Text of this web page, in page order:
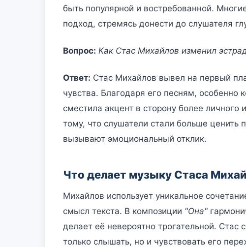
быть популярной и востребованной.
подход, стремясь донести до слушателя
Вопрос: Как Стас Михайлов изменил
Ответ: Стас Михайлов вывел на первый
чувства. Благодаря его песням, особенно
сместила акцент в сторону более личного
тому, что слушатели стали больше ценить
вызывают эмоциональный отклик.
Что делает музыку Стаса
Михайлов использует уникальное
смысл текста. В композиции "Она"
делает её невероятно трогательной.
только слышать, но и чувствовать его